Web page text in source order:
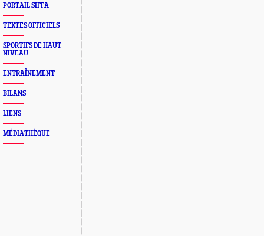
PORTAIL SIFFA
TEXTES OFFICIELS
SPORTIFS DE HAUT
NIVEAU
ENTRAÎNEMENT
BILANS
LIENS
MÉDIATHÈQUE